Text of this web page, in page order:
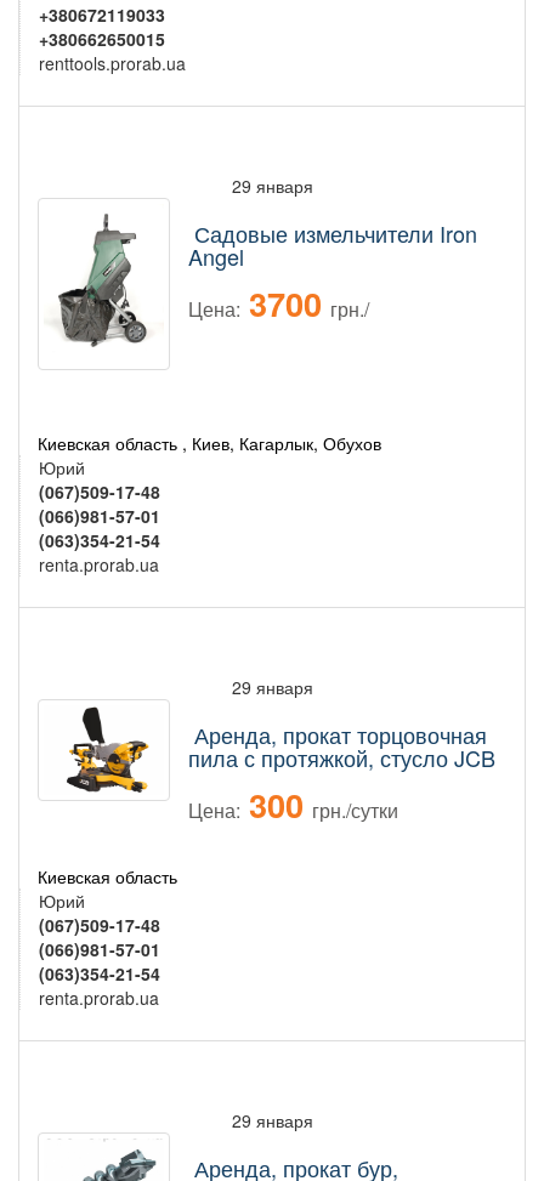
+380672119033
+380662650015
renttools.prorab.ua
29 января
Садовые измельчители Iron
Angel
Цена: 3700 грн./
Киевская область , Киев, Кагарлык, Обухов
Юрий
(067)509-17-48
(066)981-57-01
(063)354-21-54
renta.prorab.ua
29 января
Аренда, прокат торцовочная
пила с протяжкой, стусло JCB
Цена: 300 грн./сутки
Киевская область
Юрий
(067)509-17-48
(066)981-57-01
(063)354-21-54
renta.prorab.ua
29 января
Аренда, прокат бур,